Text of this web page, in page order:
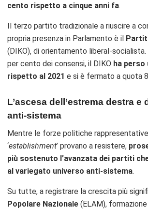
cento rispetto a cinque anni fa.
Il terzo partito tradizionale a riuscire a
propria presenza in Parlamento è il
(DIKO), di orientamento liberal-
per cento dei consensi, il DIKO ha perso
rispetto al 2021 e si è fermato a quota
L’ascesa dell’estrema destra e
anti-sistema
Mentre le forze politiche
‘establishment’ provano a resistere,
più sostenuto l’avanzata dei partiti
al variegato universo anti-sistema.
Su tutte, a registrare la crescita più
Popolare Nazionale (ELAM),